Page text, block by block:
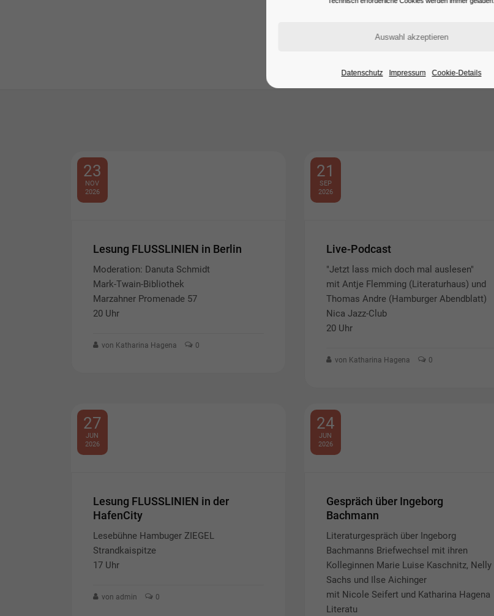
23
NOV
2026
Lesung FLUSSLINIEN in Berlin
Moderation: Danuta Schmidt
Mark-Twain-Bibliothek
Marzahner Promenade 57
20 Uhr
von Katharina Hagena 0
21
SEP
2026
Live-Podcast
"Jetzt lass mich doch mal auslesen"
mit Antje Flemming (Literaturhaus) und
Thomas Andre (Hamburger Abendblatt)
Nica Jazz-Club
20 Uhr
von Katharina Hagena 0
27
JUN
2026
Lesung FLUSSLINIEN in der
HafenCity
Lesebühne Hambuger ZIEGEL
Strandkaispitze
17 Uhr
von admin 0
24
JUN
2026
Gespräch über Ingeborg
Bachmann
Literaturgespräch über Ingeborg
Bachmanns Briefwechsel mit ihren
Kolleginnen Marie Luise Kaschnitz, Nelly
Sachs und Ilse Aichinger
mit Nicole Seifert und Katharina Hagena
Literatu
Datenschutz Impressum Cookie-Details